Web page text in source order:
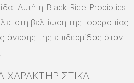
Αυτή η Black Rice Probiotics
στη βελτίωση της ισορροπίας
άνεσης της επιδερμίδας όταν
ΧΑΡΑΚΤΗΡΙΣΤΙΚΆ